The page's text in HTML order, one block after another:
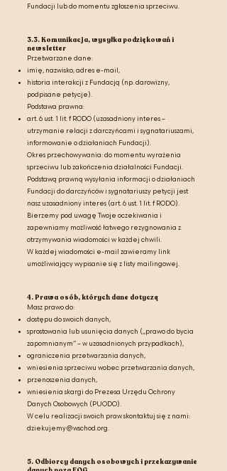
Fundacji lub do momentu zgłoszenia sprzeciwu.
3.3. Komunikacja, wysyłka podziękowań i
newsletter
Przetwarzane dane:
imię, nazwisko, adres e-mail,
historia interakcji z Fundacją (np. darowizny,
podpisane petycje).
Podstawa prawna:
art. 6 ust. 1 lit. f RODO (uzasadniony interes –
utrzymanie relacji z darczyńcami i sygnatariuszami,
informowanie o działaniach Fundacji).
Okres przechowywania: do momentu wyrażenia
sprzeciwu lub zakończenia działalności Fundacji.
Podstawą prawną wysyłania informacji o działaniach
Fundacji do darczyńców i sygnatariuszy petycji jest
nasz uzasadniony interes (art. 6 ust. 1 lit. f RODO).
Bierzemy pod uwagę Twoje oczekiwania i
zapewniamy możliwość łatwego rezygnowania z
otrzymywania wiadomości w każdej chwili.
W każdej wiadomości e-mail zawieramy link
umożliwiający wypisanie się z listy mailingowej.
4. Prawa osób, których dane dotyczą
Masz prawo do:
dostępu do swoich danych,
sprostowania lub usunięcia danych („prawo do bycia
zapomnianym” – w uzasadnionych przypadkach),
ograniczenia przetwarzania danych,
wniesienia sprzeciwu wobec przetwarzania danych,
przenoszenia danych,
wniesienia skargi do Prezesa Urzędu Ochrony
Danych Osobowych (PUODO).
W celu realizacji swoich praw skontaktuj się z nami:
dziekujemy@wschod.org.
5. Odbiorcy danych osobowych i przekazywanie